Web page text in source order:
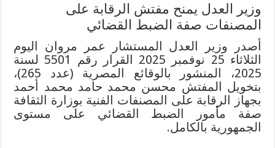
وزير العدل يمنح مفتش الرقابة على
المصنفات صفة الضبط القضائي
أصدر وزير العدل المستشار عمر مروان اليوم
الثلاثاء 25 نوفمبر 2025 القرار رقم 5501 لسنة
2025، المنشور بالوقائع المصرية (عدد 265)،
بتخويل المفتش محسن محمد حامد محمد أحمد
بجهاز الرقابة على المصنفات الفنية بوزارة الثقافة
صفة مأمور الضبط القضائي على مستوى
الجمهورية بالكامل.